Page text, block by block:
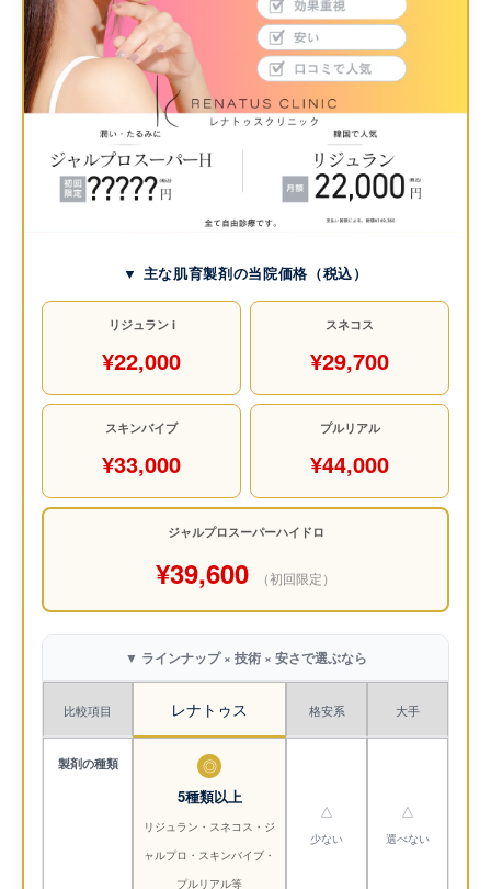
▼ 主な肌育製剤の当院価格（税込）
リジュラン i
¥22,000
スネコス
¥29,700
スキンバイブ
¥33,000
プルリアル
¥44,000
ジャルプロスーパーハイドロ
¥39,600 （初回限定）
▼ ラインナップ × 技術 × 安さで選ぶなら
比較項目 レナトゥス 格安系 大手
製剤の種類
◎
5種類以上
リジュラン・スネコス・ジ
ャルプロ・スキンバイブ・
プルリアル等
△
少ない
△
選べない